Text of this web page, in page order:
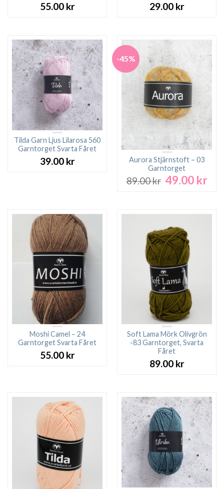
55.00 kr 29.00 kr
Tilda Garn Ljus Lilarosa 560
Garntorget Svarta Fåret
39.00 kr
-45%
Aurora Stjärnstoft – 03
Garntorget
89.00kr Det
89.00 kr.
49.00 krDet
Moshi Camel – 24
Garntorget Svarta Fåret
55.00 kr
Soft Lama Mörk Olivgrön
-83 Garntorget, Svarta
Fåret
89.00 kr